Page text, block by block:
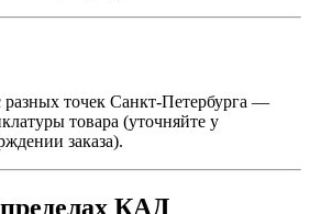
точек Санкт-Петербурга —
товара (уточняйте у
заказа).
КАД